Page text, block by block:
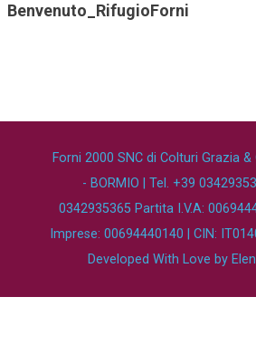
Benvenuto_RifugioForni
Forni 2000 SNC di Colturi Grazia &
- BORMIO | Tel. +39
0342935365 Partita I.V.A:
Imprese: 00694440140 | CIN:
Developed With Love by